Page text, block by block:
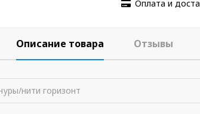
Оплата и
Описание товара Отзывы
нити горизонт